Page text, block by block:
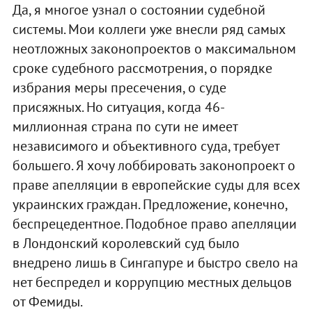
Да, я многое узнал о состоянии судебной
системы. Мои коллеги уже внесли ряд самых
неотложных законопроектов о максимальном
сроке судебного рассмотрения, о порядке
избрания меры пресечения, о суде
присяжных. Но ситуация, когда 46-
миллионная страна по сути не имеет
независимого и объективного суда, требует
большего. Я хочу лоббировать законопроект о
праве апелляции в европейские суды для всех
украинских граждан. Предложение, конечно,
беспрецедентное. Подобное право апелляции
в Лондонский королевский суд было
внедрено лишь в Сингапуре и быстро свело на
нет беспредел и коррупцию местных дельцов
от Фемиды.